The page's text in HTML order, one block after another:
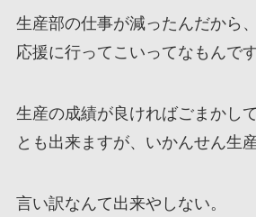
生産部の仕事が減ったんだから
応援に行ってこいってなもんです
生産の成績が良ければごまかし
とも出来ますが、いかんせん生
言い訳なんて出来やしない。